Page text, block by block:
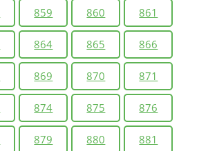
859 860 861
864 865 866
869 870 871
874 875 876
879 880 881